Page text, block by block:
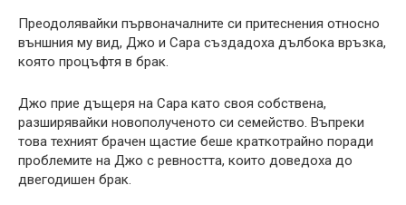
Преодолявайки първоначалните си притеснения относно
външния му вид, Джо и Сара създадоха дълбока връзка,
която процъфтя в брак.
Джо прие дъщеря на Сара като своя собствена,
разширявайки новополученото си семейство. Въпреки
това техният брачен щастие беше краткотрайно поради
проблемите на Джо с ревността, които доведоха до
двегодишен брак.